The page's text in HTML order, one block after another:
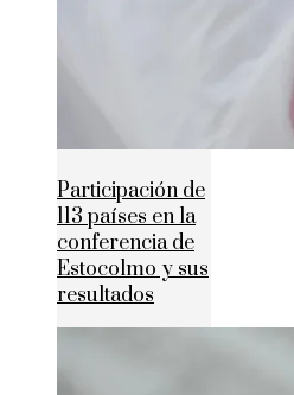
Participación de
113 países en la
conferencia de
Estocolmo y sus
resultados